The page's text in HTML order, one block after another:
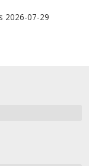
2026-07-29